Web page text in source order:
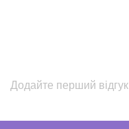
Додайте перший відгук